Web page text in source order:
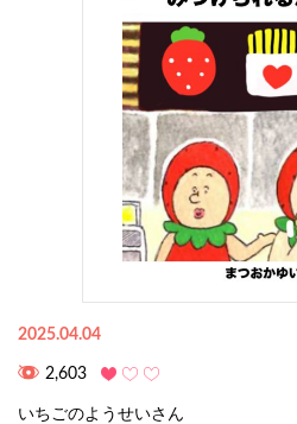
2025.04.04
2,603
いちごのようせいさん